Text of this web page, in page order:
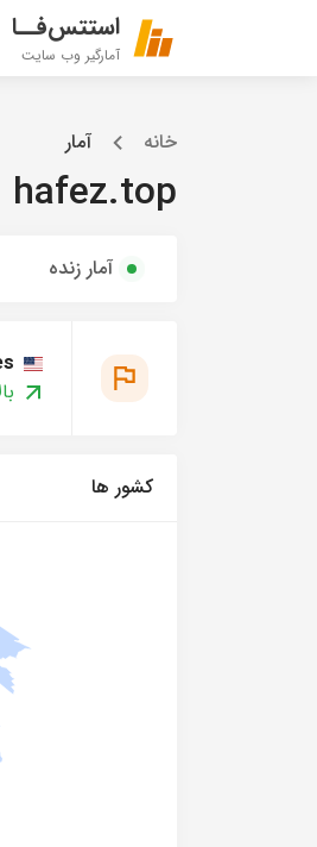
استتس‌فــا
آمارگیر وب سایت
خانه آمار
hafez.top
آمار زنده
کشور ها